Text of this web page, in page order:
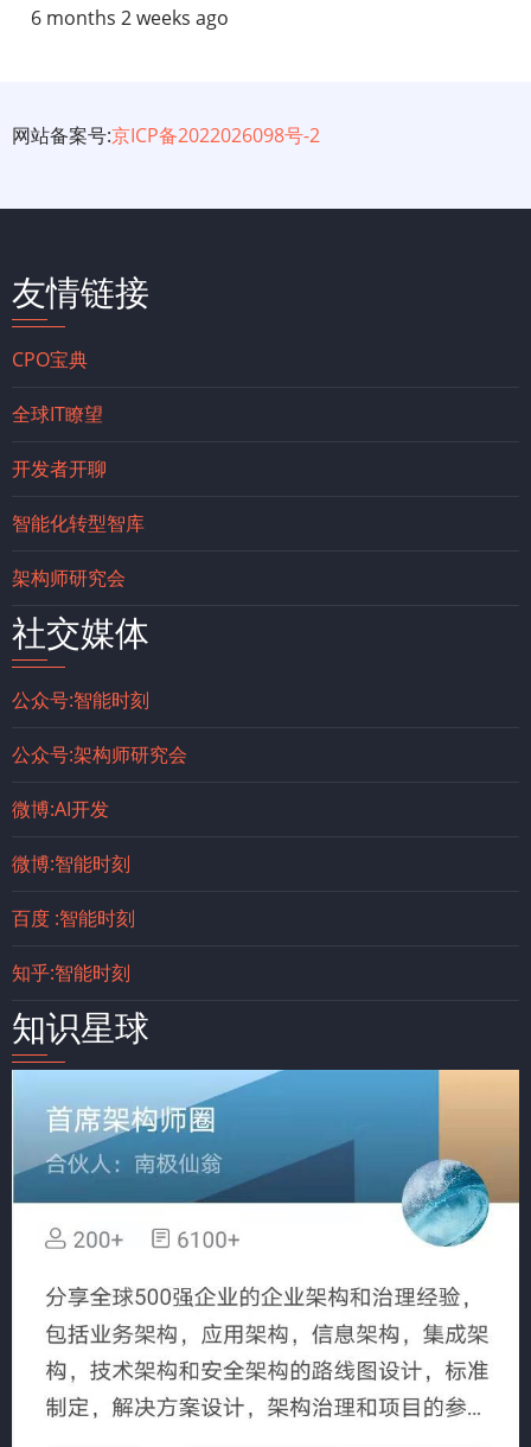
6 months 2 weeks ago
网站备案号:京ICP备2022026098号-2
友情链接
CPO宝典
全球IT瞭望
开发者开聊
智能化转型智库
架构师研究会
社交媒体
公众号:智能时刻
公众号:架构师研究会
微博:AI开发
微博:智能时刻
百度 :智能时刻
知乎:智能时刻
知识星球